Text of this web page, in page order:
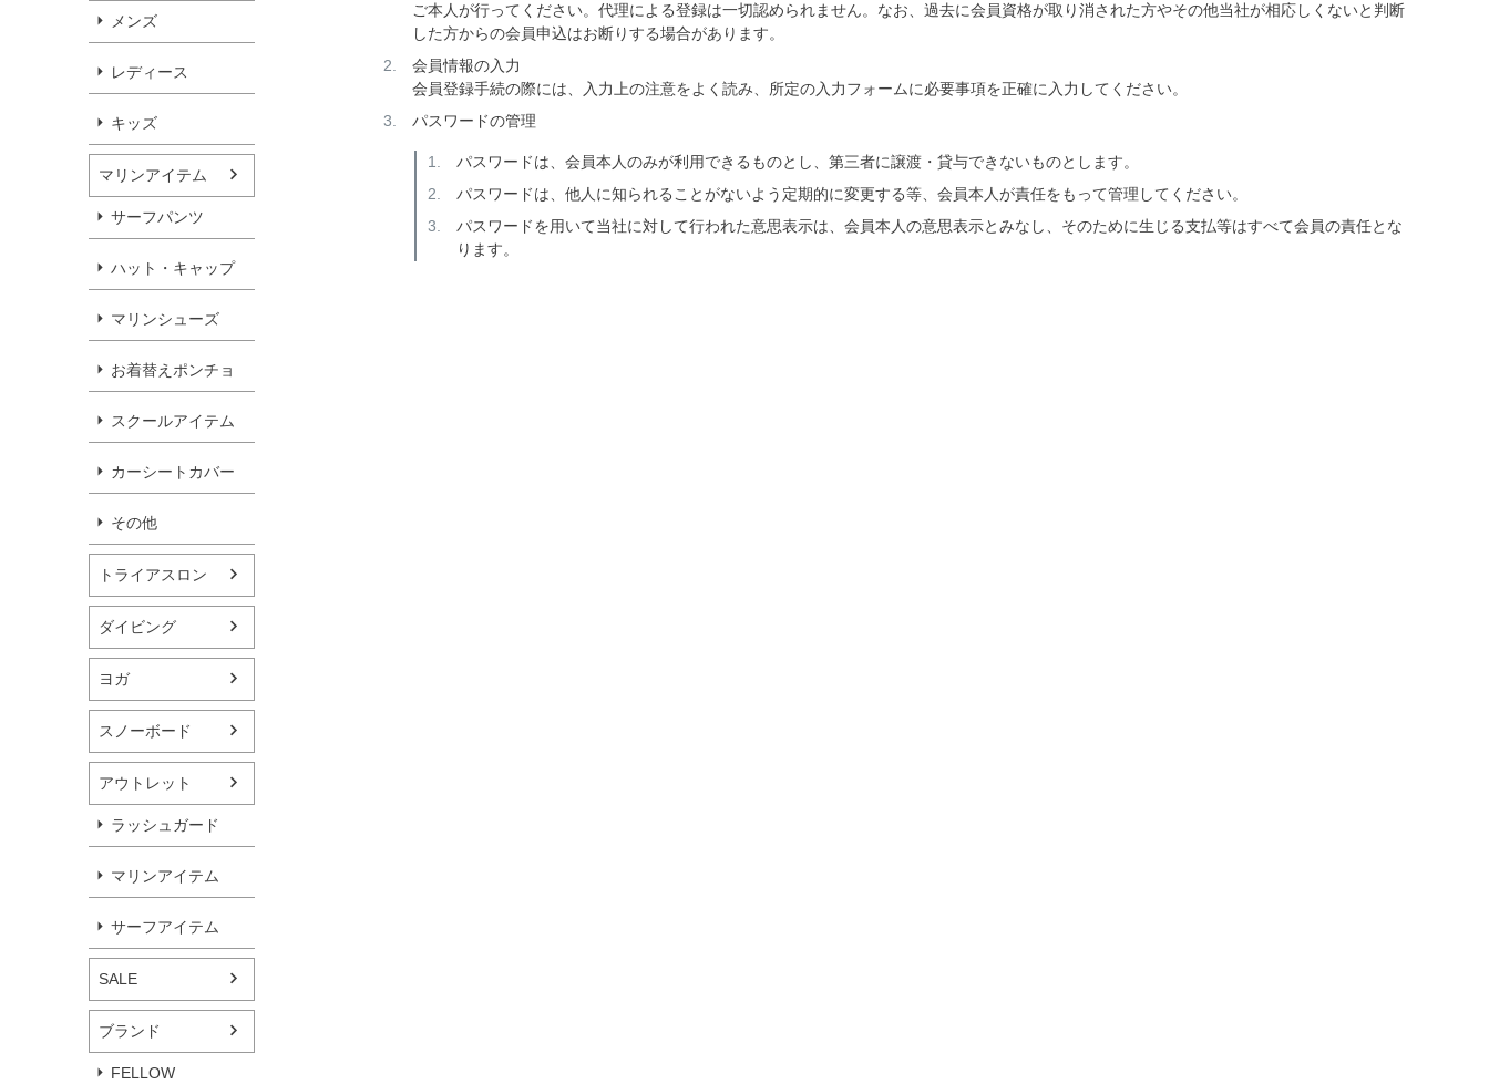
メンズ
レディース
キッズ
マリンアイテム
サーフパンツ
ハット・キャップ
マリンシューズ
お着替えポンチョ
スクールアイテム
カーシートカバー
その他
トライアスロン
ダイビング
ヨガ
スノーボード
アウトレット
ラッシュガード
マリンアイテム
サーフアイテム
SALE
ブランド
FELLOW
ご本人が行ってください。代理による登録は一切認められません。なお、過去に会員資格が取り消された方やその他当社が相応しくないと判断
した方からの会員申込はお断りする場合があります。
会員情報の入力
会員登録手続の際には、入力上の注意をよく読み、所定の入力フォームに必要事項を正確に入力してください。
パスワードの管理
パスワードは、会員本人のみが利用できるものとし、第三者に譲渡・貸与できないものとします。
パスワードは、他人に知られることがないよう定期的に変更する等、会員本人が責任をもって管理してください。
パスワードを用いて当社に対して行われた意思表示は、会員本人の意思表示とみなし、そのために生じる支払等はすべて会員の責任とな
ります。